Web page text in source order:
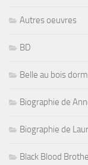
Autres oeuvres
BD
Belle au bois
Biographie de
Biographie de
Black Blood